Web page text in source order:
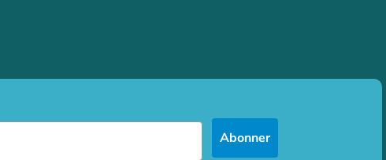
Abonner